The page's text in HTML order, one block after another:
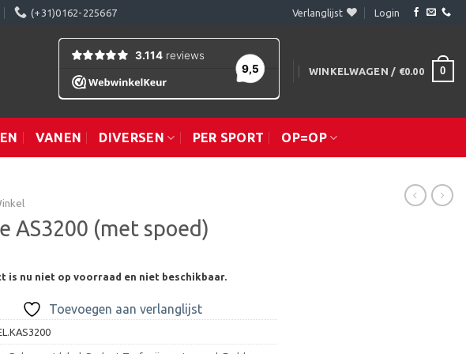
(+31)0162-225667 Verlanglijst Login
WINKELWAGEN / €0.00 0
VANEN DIVERSEN PER SPORT OP=OP
AS3200 (met spoed)
is nu niet op voorraad en niet beschikbaar.
Toevoegen aan verlanglijst